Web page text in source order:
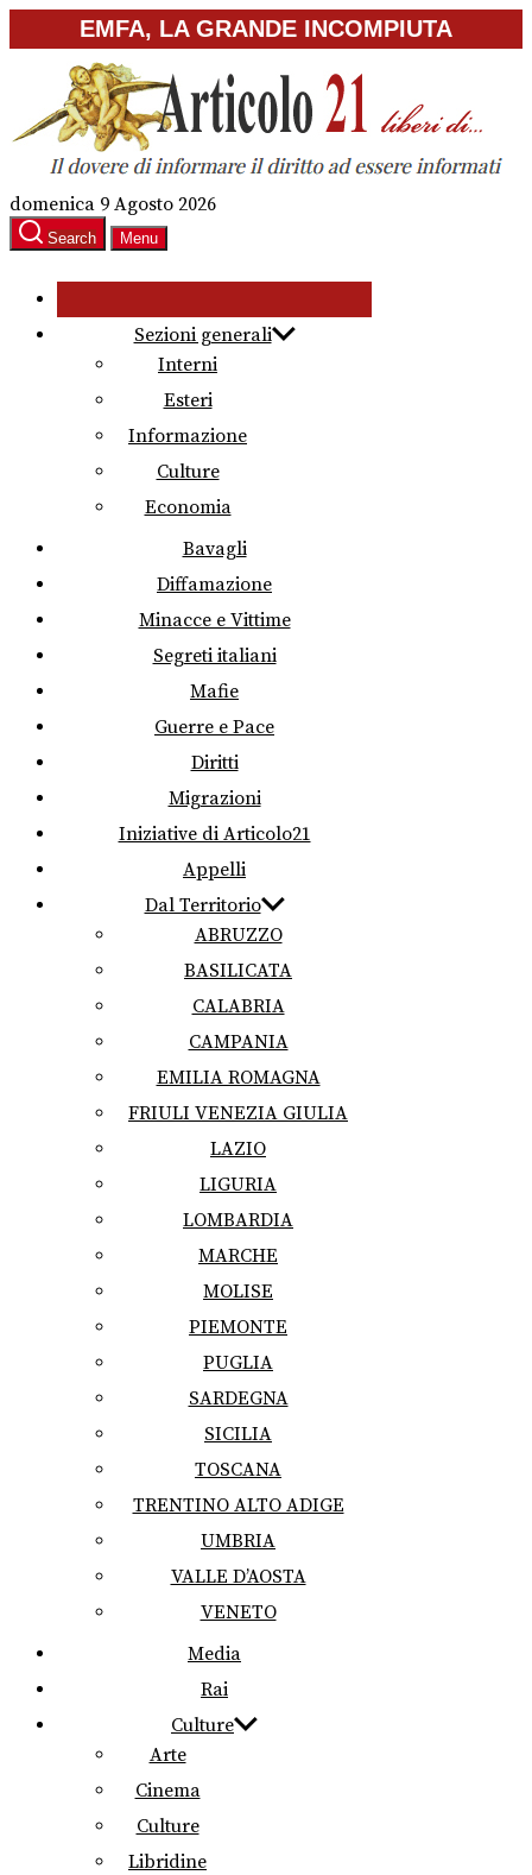
to
content
EMFA, LA GRANDE INCOMPIUTA
domenica 9 Agosto 2026
Search Menu
Sezioni generali
Interni
Esteri
Informazione
Culture
Economia
Bavagli
Diffamazione
Minacce e Vittime
Segreti italiani
Mafie
Guerre e Pace
Diritti
Migrazioni
Iniziative di Articolo21
Appelli
Dal Territorio
ABRUZZO
BASILICATA
CALABRIA
CAMPANIA
EMILIA ROMAGNA
FRIULI VENEZIA GIULIA
LAZIO
LIGURIA
LOMBARDIA
MARCHE
MOLISE
PIEMONTE
PUGLIA
SARDEGNA
SICILIA
TOSCANA
TRENTINO ALTO ADIGE
UMBRIA
VALLE D’AOSTA
VENETO
Media
Rai
Culture
Arte
Cinema
Culture
Libridine